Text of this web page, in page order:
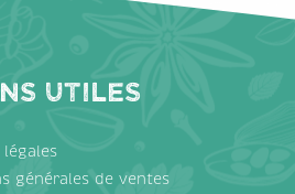
utiles
générales de ventes